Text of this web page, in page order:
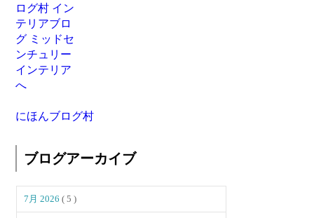
にほんブログ村
ブログアーカイブ
7月 2026( 5 )